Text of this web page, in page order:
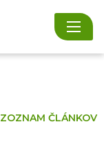
ČLÁNKOV